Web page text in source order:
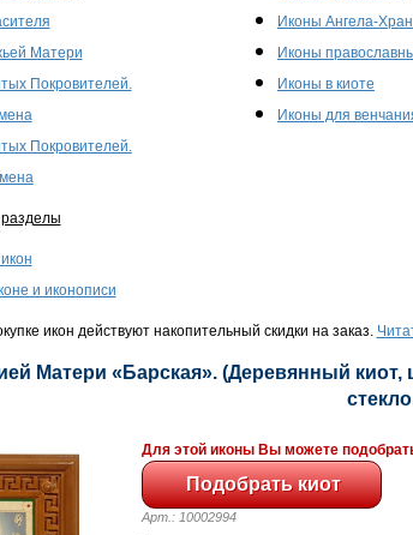
Матери
Покровителей.
Покровителей.
Иконы Ангела-
Иконы
Иконы в киоте
Иконы для
и иконописи
икон действуют накопительный скидки на заказ.
Матери «Барская». (Деревянный киот,
Для этой иконы Вы можете
Арт.: 10002994